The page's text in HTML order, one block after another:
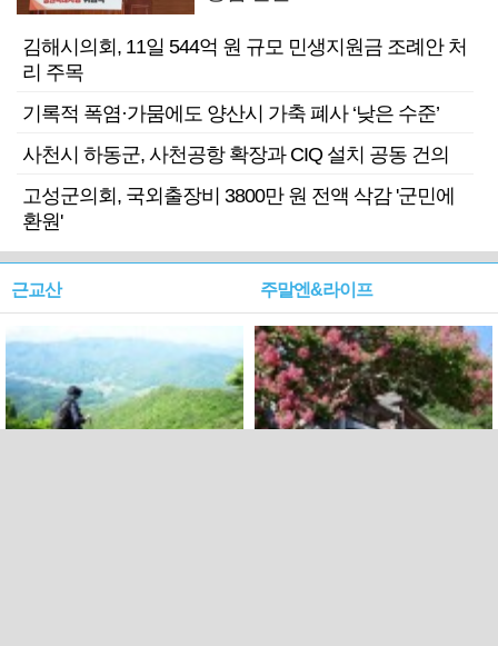
김해시의회, 11일 544억 원 규모 민생지원금 조례안 처
리 주목
기록적 폭염·가뭄에도 양산시 가축 폐사 ‘낮은 수준’
사천시 하동군, 사천공항 확장과 CIQ 설치 공동 건의
고성군의회, 국외출장비 3800만 원 전액 삭감 '군민에
환원'
근교산 주말엔&라이프